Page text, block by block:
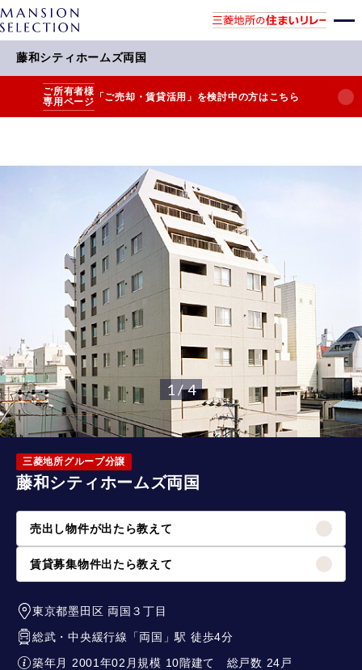
藤和シティホームズ両国
ご所有者様
専用ページ 「ご売却・賃貸活用」を検討中の方はこちら
1 / 4
三菱地所グループ分譲
藤和シティホームズ両国
売出し物件が出たら教えて
賃貸募集物件出たら教えて
東京都墨田区 両国３丁目
総武・中央緩行線
「両国 」駅 徒歩4分
築年月 2001年02月規模 10階建て 総戸数 24戸